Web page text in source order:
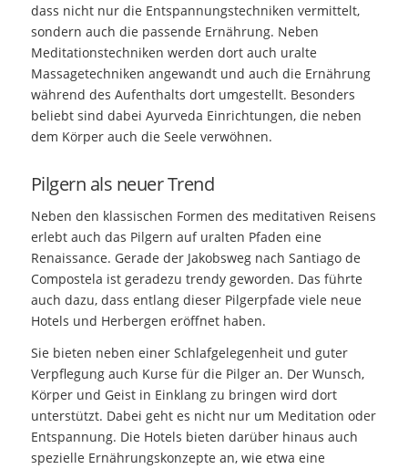
dass nicht nur die Entspannungstechniken vermittelt,
sondern auch die passende Ernährung. Neben
Meditationstechniken werden dort auch uralte
Massagetechniken angewandt und auch die Ernährung
während des Aufenthalts dort umgestellt. Besonders
beliebt sind dabei Ayurveda Einrichtungen, die neben
dem Körper auch die Seele verwöhnen.
Pilgern als neuer Trend
Neben den klassischen Formen des meditativen Reisens
erlebt auch das Pilgern auf uralten Pfaden eine
Renaissance. Gerade der Jakobsweg nach Santiago de
Compostela ist geradezu trendy geworden. Das führte
auch dazu, dass entlang dieser Pilgerpfade viele neue
Hotels und Herbergen eröffnet haben.
Sie bieten neben einer Schlafgelegenheit und guter
Verpflegung auch Kurse für die Pilger an. Der Wunsch,
Körper und Geist in Einklang zu bringen wird dort
unterstützt. Dabei geht es nicht nur um Meditation oder
Entspannung. Die Hotels bieten darüber hinaus auch
spezielle Ernährungskonzepte an, wie etwa eine